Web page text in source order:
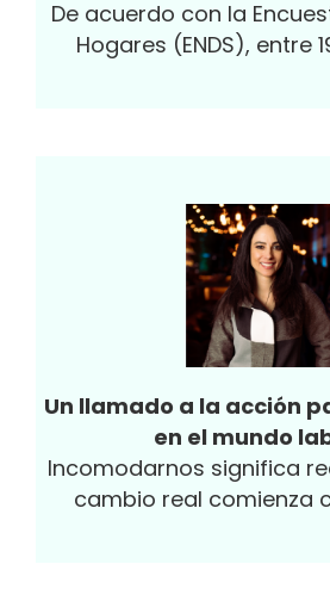
De acuerdo con la
Hogares (ENDS), entre
Un llamado a la acción
en el mundo
Incomodarnos significa
cambio real comienza